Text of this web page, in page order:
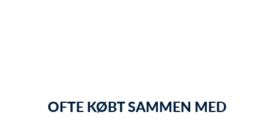
OFTE KØBT SAMMEN MED